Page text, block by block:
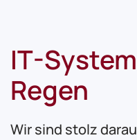
IT-
Regen
Wir sind stolz